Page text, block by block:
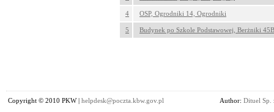
4 OSP, Ogrodniki 14, Ogrodniki
5 Budynek po Szkole Podstawowej, Berżniki
Copyright © 2010 PKW | helpdesk@poczta.kbw.gov.pl Author: Dituel Sp.